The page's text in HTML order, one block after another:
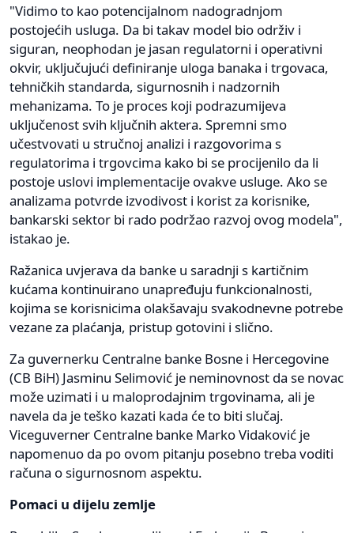
"Vidimo to kao potencijalnom nadogradnjom
postojećih usluga. Da bi takav model bio održiv i
siguran, neophodan je jasan regulatorni i operativni
okvir, uključujući definiranje uloga banaka i trgovaca,
tehničkih standarda, sigurnosnih i nadzornih
mehanizama. To je proces koji podrazumijeva
uključenost svih ključnih aktera. Spremni smo
učestvovati u stručnoj analizi i razgovorima s
regulatorima i trgovcima kako bi se procijenilo da li
postoje uslovi implementacije ovakve usluge. Ako se
analizama potvrde izvodivost i korist za korisnike,
bankarski sektor bi rado podržao razvoj ovog modela",
istakao je.
Ražanica uvjerava da banke u saradnji s kartičnim
kućama kontinuirano unapređuju funkcionalnosti,
kojima se korisnicima olakšavaju svakodnevne potrebe
vezane za plaćanja, pristup gotovini i slično.
Za guvernerku Centralne banke Bosne i Hercegovine
(CB BiH) Jasminu Selimović je neminovnost da se novac
može uzimati i u maloprodajnim trgovinama, ali je
navela da je teško kazati kada će to biti slučaj.
Viceguverner Centralne banke Marko Vidaković je
napomenuo da po ovom pitanju posebno treba voditi
računa o sigurnosnom aspektu.
Pomaci u dijelu zemlje